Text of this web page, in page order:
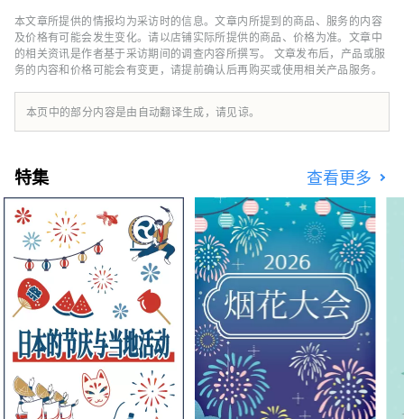
潭联络道路、国道 312 号线，东西有中国高速
公路和县道三木紫苏线。 此外，福崎町是一座
被郁郁葱葱的群山环抱的花园城市，市川流经城
镇中心，是一个历史文化遗产丰富的地区。
本文章所提供的情报均为采访时的信息。文章内所提到的商品、服务的内容
及价格有可能会发生变化。请以店铺实际所提供的商品、价格为准。文章中
的相关资讯是作者基于采访期间的调查内容所撰写。 文章发布后，产品或服
务的内容和价格可能会有变更，请提前确认后再购买或使用相关产品服务。
本页中的部分内容是由自动翻译生成，请见谅。
特集 查看更多